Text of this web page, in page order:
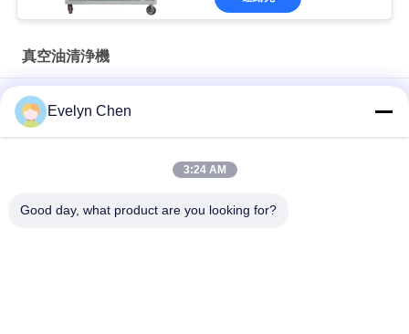
真空油清浄機
二重段階は変圧器の油純化器機械600L/Hに掃除機をかける
耐火性の隣酸塩エステルの真空の油純化器の脱水3000L/H
変圧器のサブステーション、天候の証拠カバーおよびトレーラ
Evelyn Chen
3:24 AM
Good day, what product are you looking for?